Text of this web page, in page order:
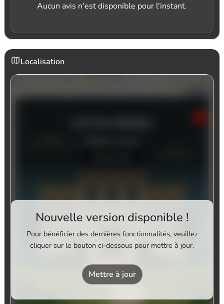
Aucun avis n'est disponible pour l'instant.
Localisation